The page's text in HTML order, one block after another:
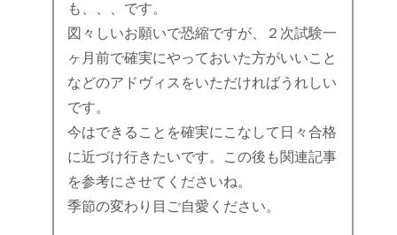
も、、、です。
図々しいお願いで恐縮ですが、２次試験一
ヶ月前で確実にやっておいた方がいいこと
などのアドヴィスをいただければうれしい
です。
今はできることを確実にこなして日々合格
に近づけ行きたいです。この後も関連記事
を参考にさせてくださいね。
季節の変わり目ご自愛ください。